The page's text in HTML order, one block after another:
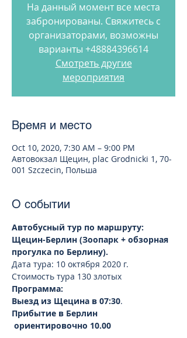
На данный момент все места
забронированы. Свяжитесь с
организаторами, возможны
варианты +48884396614
Смотреть другие
мероприятия
Время и место
Oct 10, 2020, 7:30 AM – 9:00 PM
Автовокзал Щецин, plac Grodnicki 1, 70-
001 Szczecin, Польша
О событии
Автобусный тур по маршруту:
Щецин-Берлин (Зоопарк + обзорная
прогулка по Берлину).
Дата тура: 10 октября 2020 г.
Стоимость тура 130 злотых
Программа:
Выезд из Щецина в 07:30.
Прибытие в Берлин
ориентировочно 10.00